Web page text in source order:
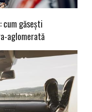
cum găsești
aglomerată